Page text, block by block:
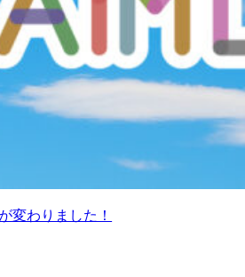
変わりました！